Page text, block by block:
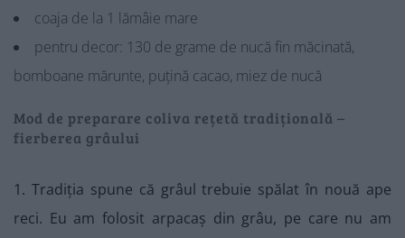
coaja de la 1 lămâie mare
pentru decor: 130 de grame de nucă fin măcinată,
bomboane mărunte, puțină cacao, miez de nucă
Mod de preparare coliva rețetă tradițională –
fierberea grâului
1. Tradiția spune că grâul trebuie spălat în nouă ape
reci. Eu am folosit arpacaș din grâu, pe care nu am